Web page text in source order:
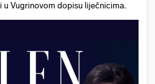
u Vugrinovom dopisu liječnicima.